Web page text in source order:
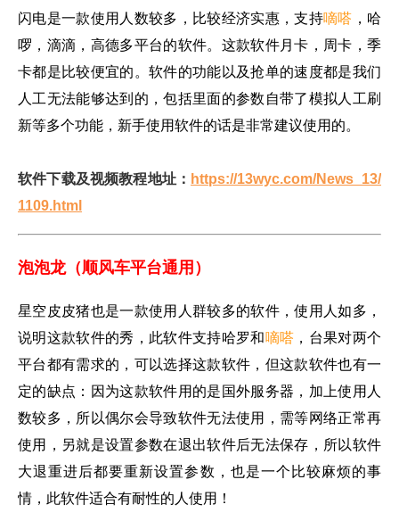
闪电是一款使用人数较多，比较经济实惠，支持嘀嗒 ，哈
啰，滴滴，高德多平台的软件。这款软件月卡，周卡，季
卡都是比较便宜的。软件的功能以及抢单的速度都是我们
人工无法能够达到的，包括里面的参数自带了模拟人工刷
新等多个功能，新手使用软件的话是非常建议使用的。
软件下载及视频教程地址： https://13wyc.com/News_13/
1109.html
泡泡龙（顺风车平台通用）
星空皮皮猪也是一款使用人群较多的软件，使用人如多，
说明这款软件的秀，此软件支持哈罗和嘀嗒 ，台果对两个
平台都有需求的，可以选择这款软件，但这款软件也有一
定的缺点：因为这款软件用的是国外服务器，加上使用人
数较多，所以偶尔会导致软件无法使用，需等网络正常再
使用，另就是设置参数在退出软件后无法保存，所以软件
大退重进后都要重新设置参数，也是一个比较麻烦的事
情，此软件适合有耐性的人使用！